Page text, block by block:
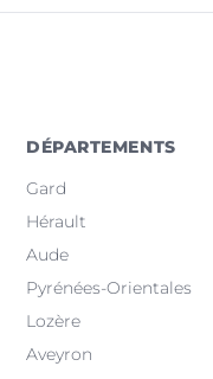
DÉPARTEMENTS
Gard
Hérault
Aude
Pyrénées-Orientales
Lozère
Aveyron